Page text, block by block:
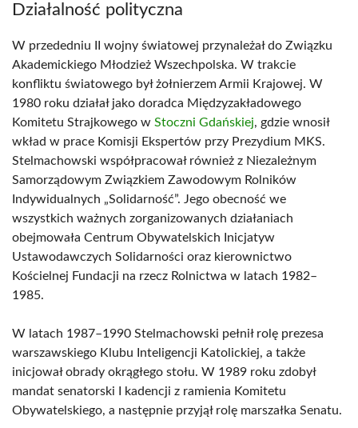
Działalność polityczna
W przededniu II wojny światowej przynależał do Związku
Akademickiego Młodzież Wszechpolska. W trakcie
konfliktu światowego był żołnierzem Armii Krajowej. W
1980 roku działał jako doradca Międzyzakładowego
Komitetu Strajkowego w Stoczni Gdańskiej, gdzie wnosił
wkład w prace Komisji Ekspertów przy Prezydium MKS.
Stelmachowski współpracował również z Niezależnym
Samorządowym Związkiem Zawodowym Rolników
Indywidualnych „Solidarność”. Jego obecność we
wszystkich ważnych zorganizowanych działaniach
obejmowała Centrum Obywatelskich Inicjatyw
Ustawodawczych Solidarności oraz kierownictwo
Kościelnej Fundacji na rzecz Rolnictwa w latach 1982–
1985.
W latach 1987–1990 Stelmachowski pełnił rolę prezesa
warszawskiego Klubu Inteligencji Katolickiej, a także
inicjował obrady okrągłego stołu. W 1989 roku zdobył
mandat senatorski I kadencji z ramienia Komitetu
Obywatelskiego, a następnie przyjął rolę marszałka Senatu.